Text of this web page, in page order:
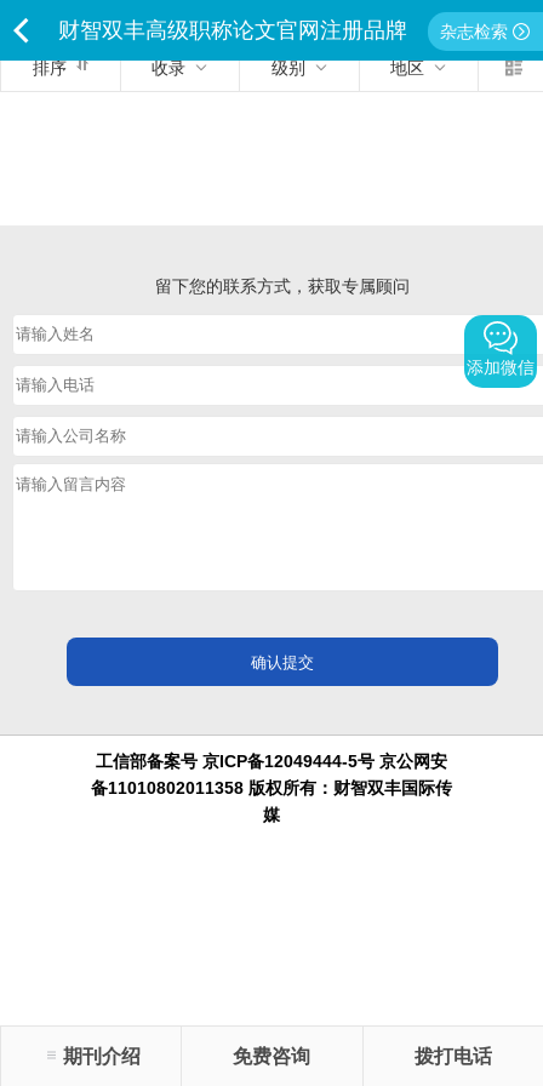
财智双丰高级职称论文官网注册品牌
独家经营严禁侵权违者必究
杂志检索
排序
收录 级别 地区
添加微信
留下您的联系方式，获取专属顾问
期刊介绍 免费咨询 拨打电话
工信部备案号 京ICP备12049444-5号 京公网安
备11010802011358 版权所有：财智双丰国际传
媒